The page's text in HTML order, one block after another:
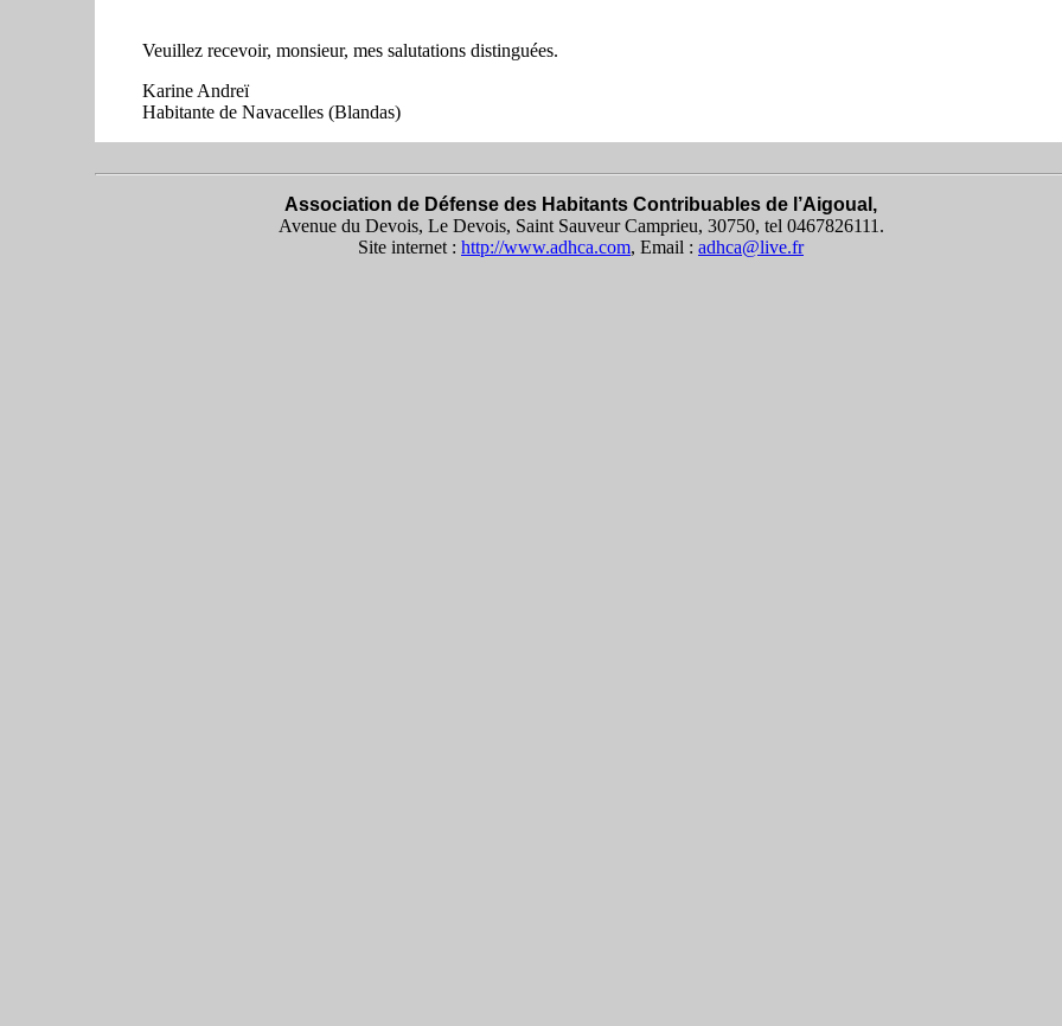
Veuillez recevoir, monsieur, mes salutations distinguées.
Karine Andreï
Habitante de Navacelles (Blandas)
Association de Défense des Habitants Contribuables de l’Aigoual,
Avenue du Devois, Le Devois, Saint Sauveur Camprieu, 30750, tel 0467826111.
Site internet : http://www.adhca.com, Email : adhca@live.fr